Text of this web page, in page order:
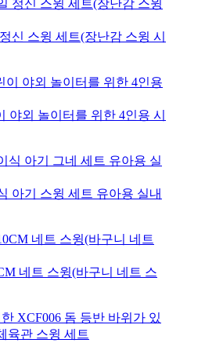
신 스윙 세트(장난감 스윙 시
야외 놀이터를 위한 4인용 시
아기 스윙 세트 유아용 실내
네트 스윙(바구니 네트 스